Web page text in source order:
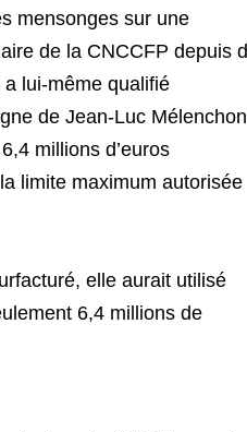
mensonges sur une
de la CNCCFP depuis
lui-même qualifié
de Jean-Luc Mélenchon
millions d’euros
limite maximum autorisée
elle aurait utilisé
6,4 millions de